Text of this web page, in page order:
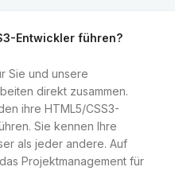
Entwickler führen?
Sie und unsere
direkt zusammen.
ihre HTML5/CSS3-
Sie kennen Ihre
als jeder andere. Auf
Projektmanagement für